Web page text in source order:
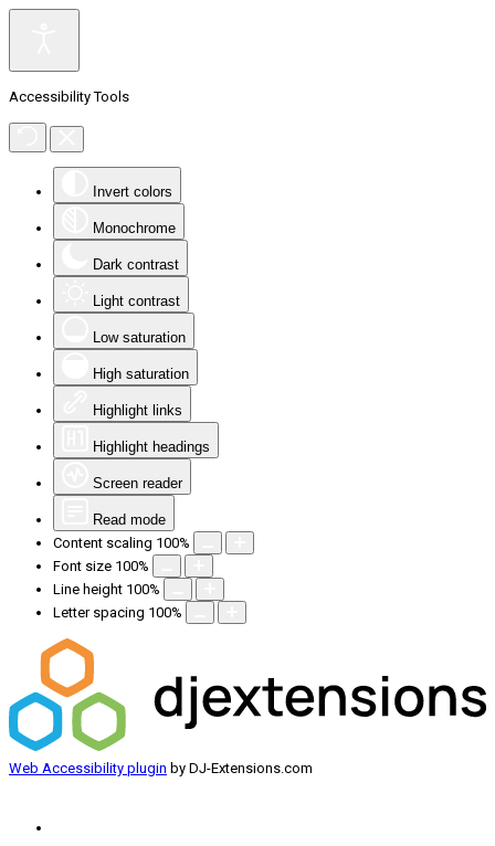
Accessibility Tools
Invert colors
Monochrome
Dark contrast
Light contrast
Low saturation
High saturation
Highlight links
Highlight headings
Screen reader
Read mode
Content scaling 100%
Font size 100%
Line height 100%
Letter spacing 100%
Web Accessibility plugin by DJ-Extensions.com